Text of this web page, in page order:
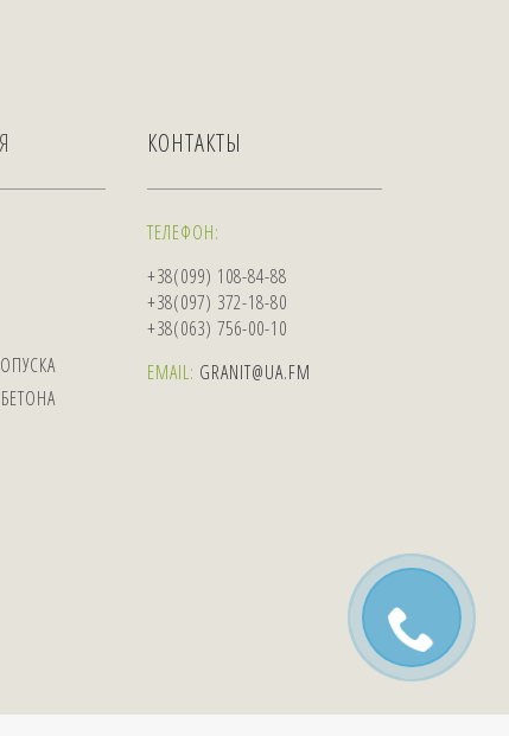
КОНТАКТЫ
ТЕЛЕФОН:
+38(099) 108-84-88
+38(097) 372-18-80
+38(063) 756-00-10
EMAIL: GRANIT@UA.FM